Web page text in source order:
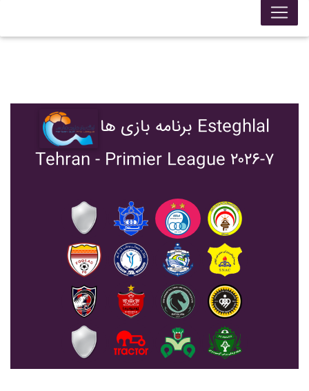
برنامه بازی ها Esteghlal
Tehran - Primier League ۲۰۲۶-۷